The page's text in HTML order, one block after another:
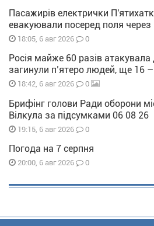
Пасажирів електрички
евакуювали посеред поля через
18:05, 6 авг 2026 0
Росія майже 60 разів
загинули п’ятеро людей, ще 16 –
18:42, 6 авг 2026 0
Брифінг голови Ради оборони
Вілкула за підсумками 06 08 26
19:15, 6 авг 2026 0
Погода на 7 серпня
20:00, 6 авг 2026 0